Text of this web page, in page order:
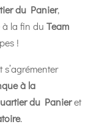
du Panier,
la fin du Team
!
à la
du Panieret
.